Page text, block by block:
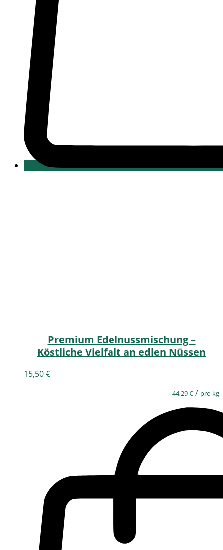
Premium Edelnussmischung –
Köstliche Vielfalt an edlen Nüssen
15,50€
44,29€ / pro kg